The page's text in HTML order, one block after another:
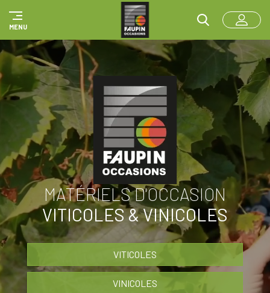
MENU
MATÉRIELS D'OCCASION
VITICOLES & VINICOLES
VITICOLES
VINICOLES
Panneau de gestion des cookies